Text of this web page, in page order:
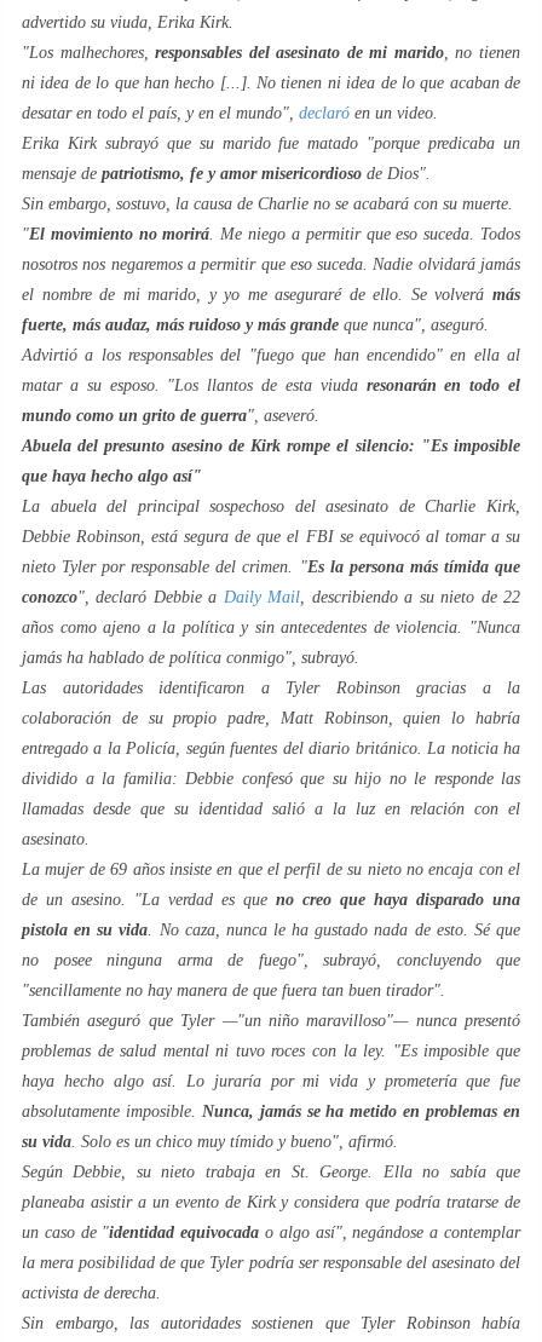
advertido su viuda, Erika Kirk.
"Los malhechores,responsables del asesinato de mi marido, no tienen
ni idea de lo que han hecho [...]. No tienen ni idea de lo que acaban de
desatar en todo el país, y en el mundo", declaró en un video.
Erika Kirk subrayó que su marido fue matado "porque predicaba un
mensaje de patriotismo, fe y amor misericordioso de Dios".
Sin embargo, sostuvo, la causa de Charlie no se acabará con su muerte.
"El movimiento no morirá . Me niego a permitir que eso suceda. Todos
nosotros nos negaremos a permitir que eso suceda. Nadie olvidará jamás
el nombre de mi marido, y yo me aseguraré de ello. Se volverá más
fuerte, más audaz, más ruidoso y más grande que nunca", aseguró.
Advirtió a los responsables del "fuego que han encendido" en ella al
matar a su esposo. "Los llantos de esta viuda resonarán en todo el
mundo como un grito de guerra", aseveró.
Abuela del presunto asesino de Kirk rompe el silencio: "Es imposible
que haya hecho algo así"
La abuela del principal sospechoso del asesinato de Charlie Kirk,
Debbie Robinson, está segura de que el FBI se equivocó al tomar a su
nieto Tyler por responsable del crimen. "Es la persona más tímida que
conozco", declaró Debbie a Daily Mail , describiendo a su nieto de 22
años como ajeno a la política y sin antecedentes de violencia. "Nunca
jamás ha hablado de política conmigo", subrayó.
Las autoridades identificaron a Tyler Robinson gracias a la
colaboración de su propio padre, Matt Robinson, quien lo habría
entregado a la Policía, según fuentes del diario británico. La noticia ha
dividido a la familia: Debbie confesó que su hijo no le responde las
llamadas desde que su identidad salió a la luz en relación con el
asesinato.
La mujer de 69 años insiste en que el perfil de su nieto no encaja con el
de un asesino. "La verdad es que no creo que haya disparado una
pistola en su vida . No caza, nunca le ha gustado nada de esto. Sé que
no posee ninguna arma de fuego", subrayó, concluyendo que
"sencillamente no hay manera de que fuera tan buen tirador".
También aseguró que Tyler —"un niño maravilloso"— nunca presentó
problemas de salud mental ni tuvo roces con la ley. "Es imposible que
haya hecho algo así. Lo juraría por mi vida y prometería que fue
absolutamente imposible. Nunca, jamás se ha metido en problemas en
su vida . Solo es un chico muy tímido y bueno", afirmó.
Según Debbie, su nieto trabaja en St. George. Ella no sabía que
planeaba asistir a un evento de Kirk y considera que podría tratarse de
un caso de "identidad equivocada o algo así", negándose a contemplar
la mera posibilidad de que Tyler podría ser responsable del asesinato del
activista de derecha.
Sin embargo, las autoridades sostienen que Tyler Robinson había